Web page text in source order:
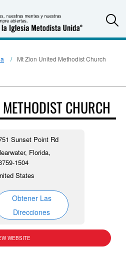
Mt Zion United Methodist Church
CHURCH
Sunset Point Rd
Florida,
1504
States
Obtener Las
Direcciones
WEBSITE